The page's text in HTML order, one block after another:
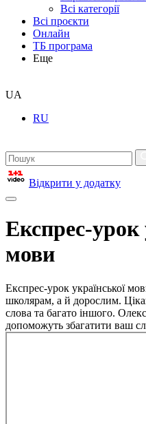
Всі категорії
Всі проєкти
Онлайн
ТБ програма
Еще
UA
RU
Відкрити у додатку
Експрес-урок
мови
Експрес-урок української
школярам, а й дорослим.
слова та багато іншого.
допоможуть збагатити ваш